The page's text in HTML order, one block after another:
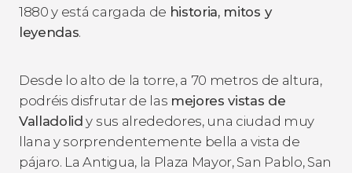
1880 y está cargada de historia, mitos y
leyendas.
Desde lo alto de la torre, a 70 metros de altura,
podréis disfrutar de las mejores vistas de
Valladolid y sus alrededores, una ciudad muy
llana y sorprendentemente bella a vista de
pájaro. La Antigua, la Plaza Mayor, San Pablo, San